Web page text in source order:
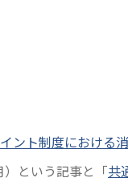
ント制度における
）という記事と「共